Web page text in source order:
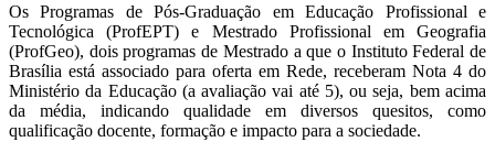
Os Programas de Pós-Graduação em Educação Profissional e
Tecnológica (ProfEPT) e Mestrado Profissional em Geografia
(ProfGeo), dois programas de Mestrado a que o Instituto Federal de
Brasília está associado para oferta em Rede, receberam Nota 4 do
Ministério da Educação (a avaliação vai até 5), ou seja, bem acima
da média, indicando qualidade em diversos quesitos, como
qualificação docente, formação e impacto para a sociedade.